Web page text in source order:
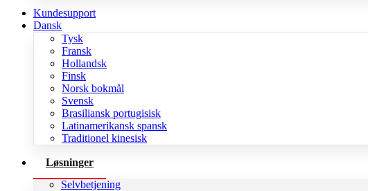
Kundesupport
Dansk
Tysk
Fransk
Hollandsk
Finsk
Norsk bokmål
Svensk
Brasiliansk portugisisk
Latinamerikansk spansk
Traditionel kinesisk
Løsninger
Selvbetjening